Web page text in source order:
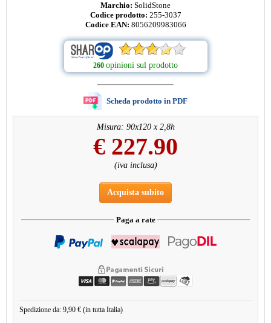
Marchio: SolidStone
Codice prodotto: 255-3037
Codice EAN: 8056209983066
260 opinioni sul prodotto
Scheda prodotto in PDF
Misura: 90x120 x 2,8h
€ 227.90
(iva inclusa)
Acquista subito
Paga a rate
Spedizione da: 9,90 € (in tutta Italia)